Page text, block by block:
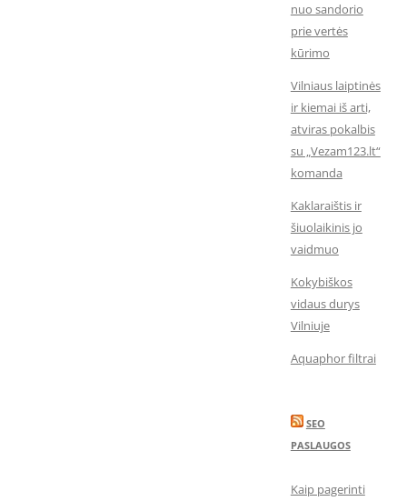
nuo sandorio
prie vertės
kūrimo
Vilniaus laiptinės
ir kiemai iš arti,
atviras pokalbis
su „Vezam123.lt“
komanda
Kaklaraištis ir
šiuolaikinis jo
vaidmuo
Kokybiškos
vidaus durys
Vilniuje
Aquaphor filtrai
SEO
PASLAUGOS
Kaip pagerinti